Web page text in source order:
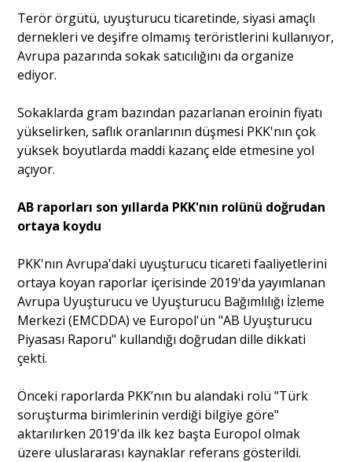
Terör örgütü, uyuşturucu ticaretinde, siyasi amaçlı
dernekleri ve deşifre olmamış teröristlerini kullanıyor,
Avrupa pazarında sokak satıcılığını da organize
ediyor.
Sokaklarda gram bazından pazarlanan eroinin fiyatı
yükselirken, saflık oranlarının düşmesi PKK'nın çok
yüksek boyutlarda maddi kazanç elde etmesine yol
açıyor.
AB raporları son yıllarda PKK'nın rolünü doğrudan
ortaya koydu
PKK'nın Avrupa'daki uyuşturucu ticareti faaliyetlerini
ortaya koyan raporlar içerisinde 2019'da yayımlanan
Avrupa Uyuşturucu ve Uyuşturucu Bağımlılığı İzleme
Merkezi (EMCDDA) ve Europol'ün "AB Uyuşturucu
Piyasası Raporu" kullandığı doğrudan dille dikkati
çekti.
Önceki raporlarda PKK’nın bu alandaki rolü "Türk
soruşturma birimlerinin verdiği bilgiye göre"
aktarılırken 2019'da ilk kez başta Europol olmak
üzere uluslararası kaynaklar referans gösterildi.